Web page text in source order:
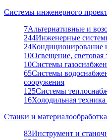
Системы инженерного
7Альтернативные и
244Инженерные
24Кондиционирование
10Освещение, световая
10Системы
65Системы
сооружения
125Системы
16Холодильная
Станки и материалообработка
83Инструмент и